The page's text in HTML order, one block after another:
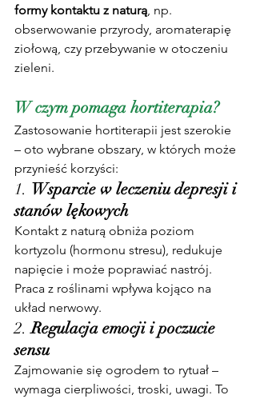
formy kontaktu z naturą, np.
obserwowanie przyrody, aromaterapię
ziołową, czy przebywanie w otoczeniu
zieleni.
W czym pomaga hortiterapia?
Zastosowanie hortiterapii jest szerokie
– oto wybrane obszary, w których może
przynieść korzyści:
1. Wsparcie w leczeniu depresji i
stanów lękowych
Kontakt z naturą obniża poziom
kortyzolu (hormonu stresu), redukuje
napięcie i może poprawiać nastrój.
Praca z roślinami wpływa kojąco na
układ nerwowy.
2. Regulacja emocji i poczucie
sensu
Zajmowanie się ogrodem to rytuał –
wymaga cierpliwości, troski, uwagi. To